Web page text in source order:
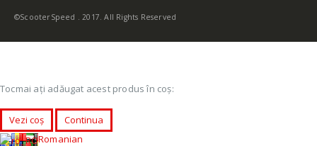
©ScooterSpeed . 2017. All Rights Reserved
Tocmai ați adăugat acest produs în coș:
Vezi coș
Continua
Romanian